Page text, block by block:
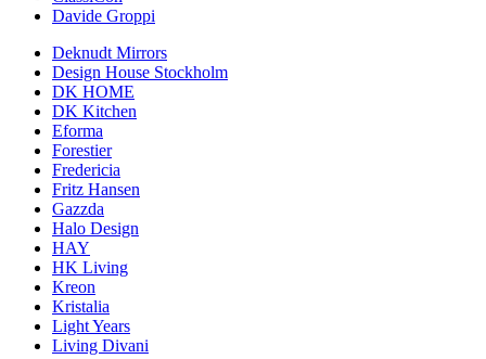
Davide Groppi
Deknudt Mirrors
Design House Stockholm
DK HOME
DK Kitchen
Eforma
Forestier
Fredericia
Fritz Hansen
Gazzda
Halo Design
HAY
HK Living
Kreon
Kristalia
Light Years
Living Divani